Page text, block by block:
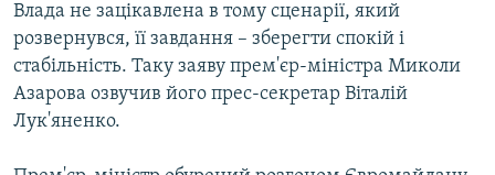
ДОЛУЧАЙСЯ!
Усі сайти RFE/RL
Влада не зацікавлена в тому сценарії, який
розвернувся, її завдання – зберегти спокій і
стабільність. Таку заяву прем'єр-міністра Миколи
Азарова озвучив його прес-секретар Віталій
Лук'яненко.